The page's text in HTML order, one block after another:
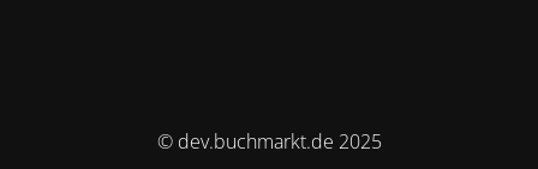
© dev.buchmarkt.de 2025